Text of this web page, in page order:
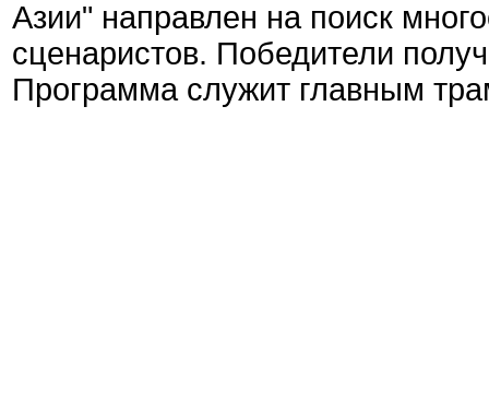
Азии" направлен на поиск
сценаристов. Победители
Программа служит главным